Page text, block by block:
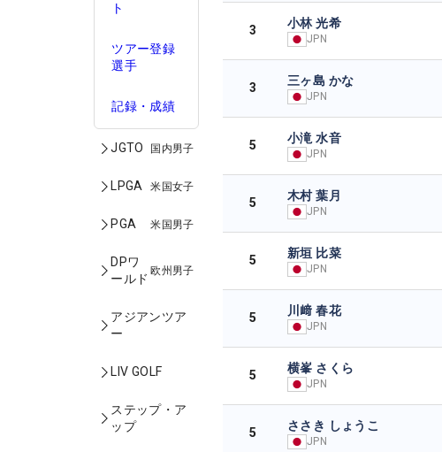
ト
ツアー登録
選手
記録・成績
JGTO 国内男子
LPGA 米国女子
PGA 米国男子
DPワ
ールド
欧州男子
アジアンツア
ー
LIV GOLF
ステップ・ア
ップ
3 小林 光希
JPN
3 三ヶ島 かな
JPN
5 小滝 水音
JPN
5 木村 葉月
JPN
5 新垣 比菜
JPN
5 川﨑 春花
JPN
5 横峯 さくら
JPN
5 ささき しょうこ
JPN